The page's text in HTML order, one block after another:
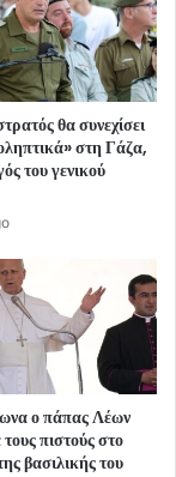
θα συνεχίσει
στη Γάζα,
του γενικού
ο πάπας Λέων
πιστούς στο
βασιλικής του